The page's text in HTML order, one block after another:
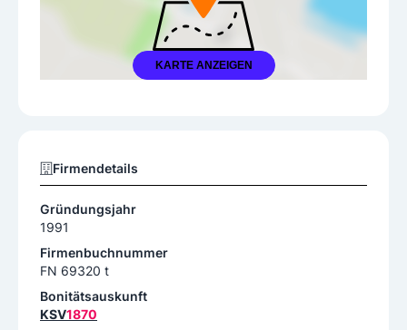
KARTE ANZEIGEN
Firmendetails
Gründungsjahr
1991
Firmenbuchnummer
FN 69320 t
Bonitätsauskunft
KSV1870